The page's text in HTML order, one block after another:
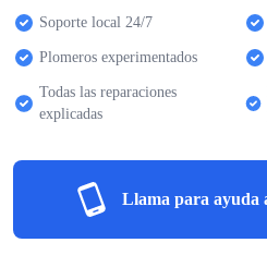
Soporte local 24/7
Plomeros experimentados
Todas las reparaciones
explicadas
Llama para ayuda